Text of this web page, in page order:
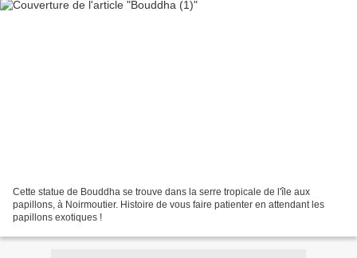
Cette statue de Bouddha se trouve dans la serre tropicale de l'île aux
papillons, à Noirmoutier. Histoire de vous faire patienter en attendant les
papillons exotiques !